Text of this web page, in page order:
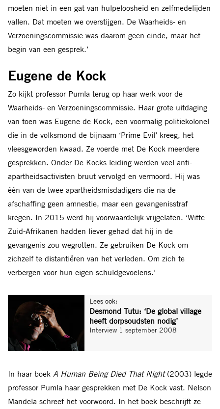
moeten niet in een gat van hulpeloosheid en zelfmedelijden
vallen. Dat moeten we overstijgen. De Waarheids- en
Verzoeningscommissie was daarom geen einde, maar het
begin van een gesprek.’
Eugene de Kock
Zo kijkt professor Pumla terug op haar werk voor de
Waarheids- en Verzoeningscommissie. Haar grote uitdaging
van toen was Eugene de Kock, een voormalig politiekolonel
die in de volksmond de bijnaam ‘Prime Evil’ kreeg, het
vleesgeworden kwaad. Ze voerde met De Kock meerdere
gesprekken. Onder De Kocks leiding werden veel anti-
apartheidsactivisten bruut vervolgd en vermoord. Hij was
één van de twee apartheidsmisdadigers die na de
afschaffing geen amnestie, maar een gevangenisstraf
kregen. In 2015 werd hij voorwaardelijk vrijgelaten. ‘Witte
Zuid-Afrikanen hadden liever gehad dat hij in de
gevangenis zou wegrotten. Ze gebruiken De Kock om
zichzelf te distantiëren van het verleden. Om zich te
verbergen voor hun eigen schuldgevoelens.’
Lees ook:
Desmond Tutu: ‘De global village
heeft dorpsoudsten nodig’
Interview 1 september 2008
In haar boek A Human Being Died That Night(2003) legde
professor Pumla haar gesprekken met De Kock vast. Nelson
Mandela schreef het voorwoord. In het boek beschrijft ze